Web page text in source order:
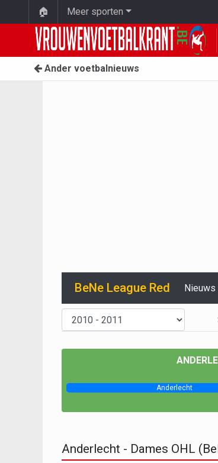
🏠 Meer sporten
Ander voetbalnieuws
BeNe League Red Nieuws
Anderlecht
Anderlecht - Dames OHL